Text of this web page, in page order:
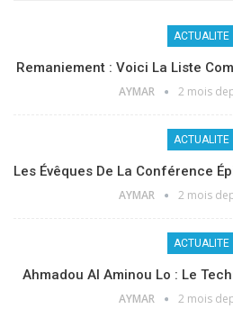
ACTUALITE
Remaniement : Voici La Liste
AYMAR 2 mois
ACTUALITE
Les Évêques De La Conférence
AYMAR 2 mois
ACTUALITE
Ahmadou Al Aminou Lo : Le
AYMAR 2 mois